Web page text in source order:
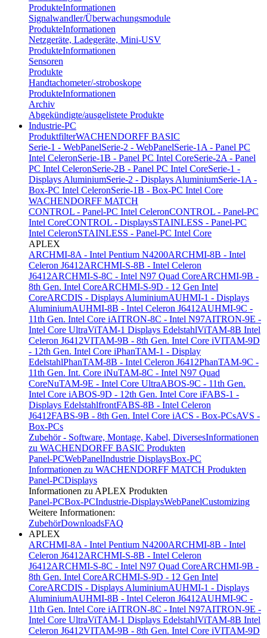
ProdukteInformationen
Signalwandler/Überwachungsmodule
ProdukteInformationen
Netzgeräte, Ladegeräte, Mini-USV
ProdukteInformationen
Sensoren
Produkte
Handtachometer/-stroboskope
ProdukteInformationen
Archiv
Abgekündigte/ausgelistete Produkte
Industrie-PC
ProduktfilterWACHENDORFF BASIC
Serie-1 - WebPanelSerie-2 - WebPanelSerie-1A - Panel PC
Intel CeleronSerie-1B - Panel PC Intel CoreSerie-2A - Panel
PC Intel CeleronSerie-2B - Panel PC Intel CoreSerie-1 -
Displays AluminiumSerie-2 - Displays AluminiumSerie-1A -
Box-PC Intel CeleronSerie-1B - Box-PC Intel Core
WACHENDORFF MATCH
CONTROL - Panel-PC Intel CeleronCONTROL - Panel-PC
Intel CoreCONTROL - DisplaysSTAINLESS - Panel-PC
Intel CeleronSTAINLESS - Panel-PC Intel Core
APLEX
ARCHMI-8A - Intel Pentium N4200ARCHMI-8B - Intel
Celeron J6412ARCHMI-S-8B - Intel Celeron
J6412ARCHMI-S-8C - Intel N97 Quad CoreARCHMI-9B -
8th Gen. Intel CoreARCHMI-S-9D - 12 Gen Intel
CoreARCDIS - Displays AluminiumAUHMI-1 - Displays
AluminiumAUHMI-8B - Intel Celeron J6412AUHMI-9C -
11th Gen. Intel Core iAITRON-8C - Intel N97AITRON-9E -
Intel Core UltraViTAM-1 Displays EdelstahlViTAM-8B Intel
Celeron J6412VITAM-9B - 8th Gen. Intel Core iVITAM-9D
- 12th Gen. Intel Core iPhanTAM-1 - Display
EdelstahlPhanTAM-8B - Intel Celeron J6412PhanTAM-9C -
11th Gen. Int. Core iNuTAM-8C - Intel N97 Quad
CoreNuTAM-9E - Intel Core UltraABOS-9C - 11th Gen.
Intel Core iABOS-9D - 12th Gen. Intel Core iFABS-1 -
Displays EdelstahlfrontFABS-8B - Intel Celeron
J6412FABS-9B - 8th Gen. Intel Core iACS - Box-PCsAVS -
Box-PCs
Zubehör - Software, Montage, Kabel, DiversesInformationen
zu WACHENDORFF BASIC Produkten
Panel-PCWebPanelIndustrie DisplaysBox-PC
Informationen zu WACHENDORFF MATCH Produkten
Panel-PCDisplays
Informationen zu APLEX Produkten
Panel-PCBox-PCIndustrie-DisplaysWebPanelCustomizing
Weitere Informationen:
ZubehörDownloadsFAQ
APLEX
ARCHMI-8A - Intel Pentium N4200ARCHMI-8B - Intel
Celeron J6412ARCHMI-S-8B - Intel Celeron
J6412ARCHMI-S-8C - Intel N97 Quad CoreARCHMI-9B -
8th Gen. Intel CoreARCHMI-S-9D - 12 Gen Intel
CoreARCDIS - Displays AluminiumAUHMI-1 - Displays
AluminiumAUHMI-8B - Intel Celeron J6412AUHMI-9C -
11th Gen. Intel Core iAITRON-8C - Intel N97AITRON-9E -
Intel Core UltraViTAM-1 Displays EdelstahlViTAM-8B Intel
Celeron J6412VITAM-9B - 8th Gen. Intel Core iVITAM-9D